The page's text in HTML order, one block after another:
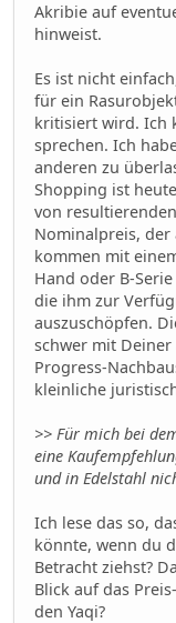
Akribie auf
hinweist.
Es ist nicht
für ein
kritisiert wird. Ich
sprechen. Ich
anderen zu
Shopping ist
von
Nominalpreis,
kommen mit
Hand oder B-
die ihm zur
auszuschöpfen.
schwer mit
Progress-
kleinliche
>> Für mich bei
eine
und in Edelstahl
Ich lese das so,
könnte, wenn du
Betracht ziehst?
Blick auf das
den Yaqi?